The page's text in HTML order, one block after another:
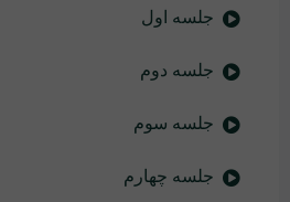
جلسه اول
جلسه دوم
جلسه سوم
جلسه چهارم